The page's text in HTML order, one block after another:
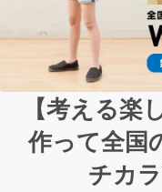
【考える楽
作って全国
チカ